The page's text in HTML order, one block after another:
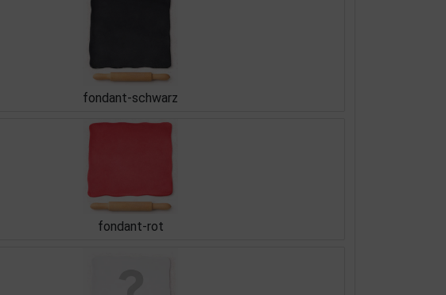
fondant-schwarz
fondant-rot